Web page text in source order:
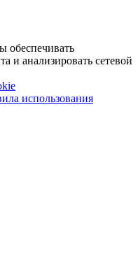
обеспечивать
и анализировать сетевой
использования